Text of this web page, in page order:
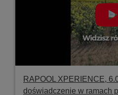
RAPOOL XPERIENCE,
doświadczenie w ramach